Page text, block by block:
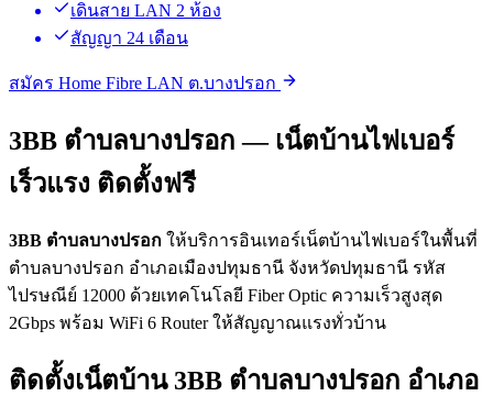
เดินสาย LAN 2 ห้อง
สัญญา 24 เดือน
สมัคร Home Fibre LAN ต.บางปรอก
3BB ตำบลบางปรอก — เน็ตบ้านไฟเบอร์
เร็วแรง ติดตั้งฟรี
3BB ตำบลบางปรอก ให้บริการอินเทอร์เน็ตบ้านไฟเบอร์ในพื้นที่
ตำบลบางปรอก อำเภอเมืองปทุมธานี จังหวัดปทุมธานี รหัส
ไปรษณีย์ 12000 ด้วยเทคโนโลยี Fiber Optic ความเร็วสูงสุด
2Gbps พร้อม WiFi 6 Router ให้สัญญาณแรงทั่วบ้าน
ติดตั้งเน็ตบ้าน 3BB ตำบลบางปรอก อำเภอ